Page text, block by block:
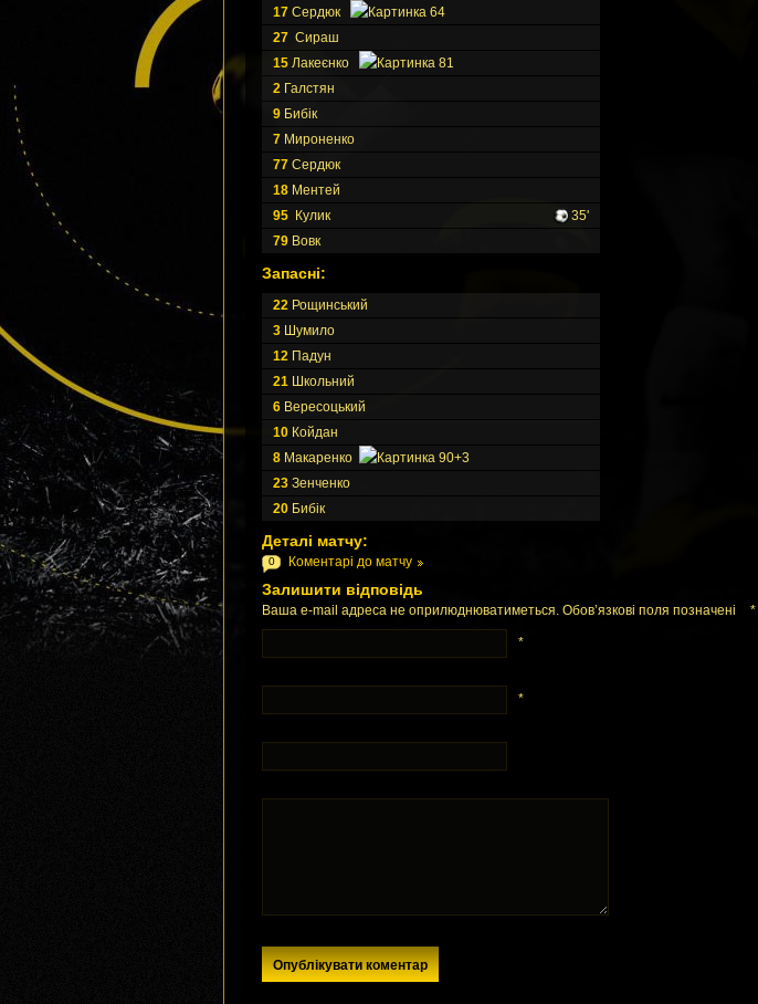
17 Сердюк
64
27 Сираш
15 Лакеєнко
81
2 Галстян
9 Бибік
7 Мироненко
77 Сердюк
18 Ментей
95 Кулик
35'
79 Вовк
Запасні:
22 Рощинський
3 Шумило
12 Падун
21 Школьний
6 Вересоцький
10 Койдан
8 Макаренко
90+3
23 Зенченко
20 Бибік
Деталі матчу:
0 Коментарі до матчу
Залишити відповідь
Ваша e-mail адреса не оприлюднюватиметься. Обов’язкові поля позначені *
*
*